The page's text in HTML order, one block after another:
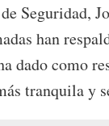
Seguridad,
han
dado como
tranquila y